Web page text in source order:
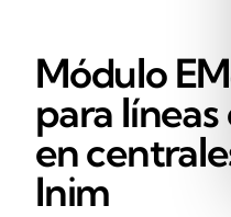
Módulo
para líneas
en
Inim